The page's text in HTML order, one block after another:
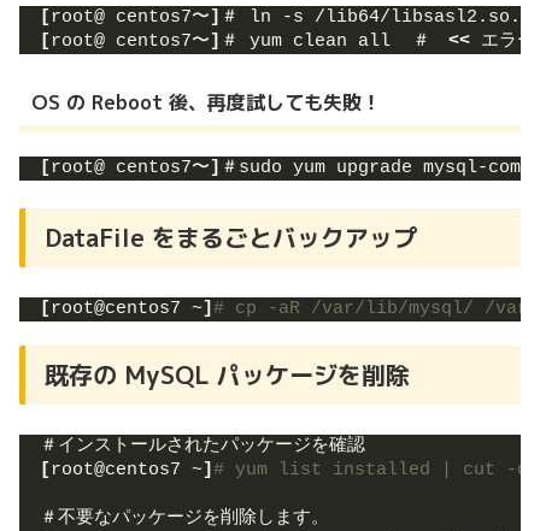
[root@ centos7〜] ＃ ln -s /lib64/libsasl2.so.
[root@ centos7〜] ＃ yum clean all  ＃ << エラー
OS の Reboot 後、再度試しても失敗！
[root@ centos7〜] ＃sudo yum upgrade mysql-
DataFile をまるごとバックアップ
[root@centos7 ~] # cp -aR /var/lib/mysql/ /var/
既存の MySQL パッケージを削除
＃インストールされたパッケージを確認
[root@centos7 ~] # yum list installed | cut -d
＃不要なパッケージを削除します。